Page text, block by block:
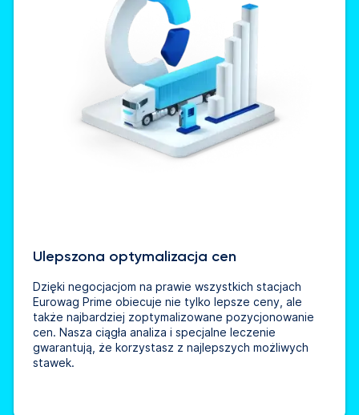
Ulepszona optymalizacja cen
Dzięki negocjacjom na prawie wszystkich stacjach
Eurowag Prime obiecuje nie tylko lepsze ceny, ale
także najbardziej zoptymalizowane pozycjonowanie
cen. Nasza ciągła analiza i specjalne leczenie
gwarantują, że korzystasz z najlepszych możliwych
stawek.